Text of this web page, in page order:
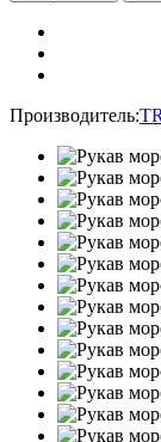
Производитель: